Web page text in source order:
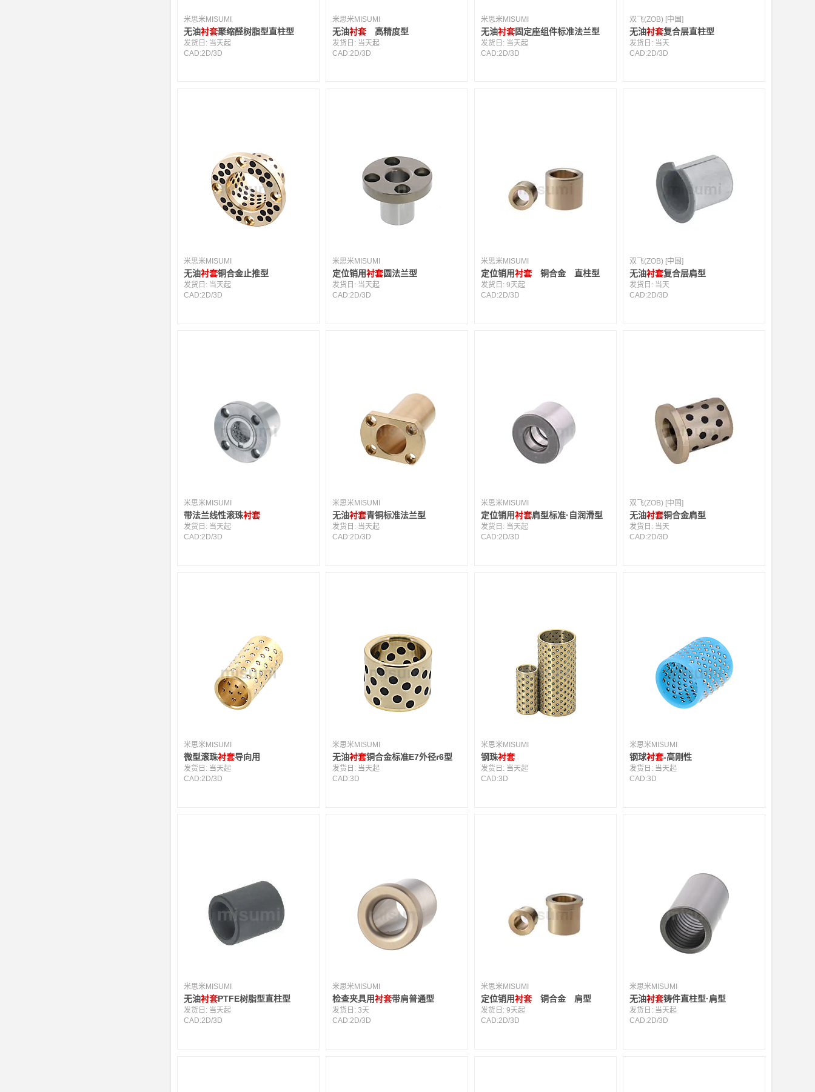
米思米MISUMI
无油衬套聚缩醛树脂型直柱型
发货日: 当天起
CAD:2D/3D
米思米MISUMI
无油衬套 高精度型
发货日: 当天起
CAD:2D/3D
米思米MISUMI
无油衬套固定座组件标准法兰型
发货日: 当天起
CAD:2D/3D
双飞(ZOB) [中国]
无油衬套复合层直柱型
发货日: 当天
CAD:2D/3D
米思米MISUMI
无油衬套铜合金止推型
发货日: 当天起
CAD:2D/3D
米思米MISUMI
定位销用衬套圆法兰型
发货日: 当天起
CAD:2D/3D
米思米MISUMI
定位销用衬套 铜合金 直柱型
发货日:9天起
CAD:2D/3D
双飞(ZOB) [中国]
无油衬套复合层肩型
发货日: 当天
CAD:2D/3D
米思米MISUMI
带法兰线性滚珠衬套
发货日: 当天起
CAD:2D/3D
米思米MISUMI
无油衬套青铜标准法兰型
发货日: 当天起
CAD:2D/3D
米思米MISUMI
定位销用衬套肩型标准·自润滑型
发货日: 当天起
CAD:2D/3D
双飞(ZOB) [中国]
无油衬套铜合金肩型
发货日: 当天
CAD:2D/3D
米思米MISUMI
微型滚珠衬套导向用
发货日: 当天起
CAD:2D/3D
米思米MISUMI
无油衬套铜合金标准E7外径r6型
发货日: 当天起
CAD:3D
米思米MISUMI
钢珠衬套
发货日: 当天起
CAD:3D
米思米MISUMI
钢球衬套-高刚性
发货日: 当天起
CAD:3D
米思米MISUMI
无油衬套PTFE树脂型直柱型
发货日: 当天起
CAD:2D/3D
米思米MISUMI
检查夹具用衬套带肩普通型
发货日:3天
CAD:2D/3D
米思米MISUMI
定位销用衬套 铜合金 肩型
发货日:9天起
CAD:2D/3D
米思米MISUMI
无油衬套铸件直柱型·肩型
发货日: 当天起
CAD:2D/3D